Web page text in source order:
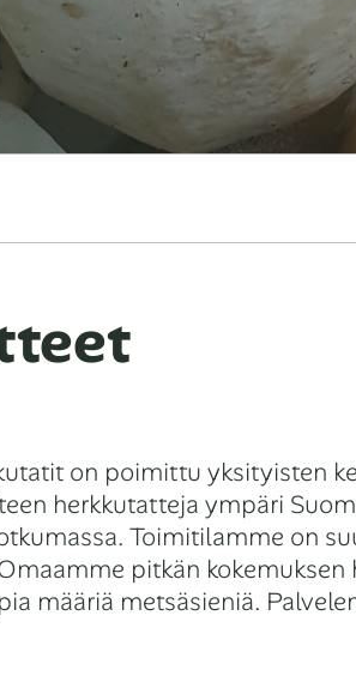
on poimittu yksityisten
herkkutatteja ympäri
Toimitilamme on
pitkän
määriä metsäsieniä.